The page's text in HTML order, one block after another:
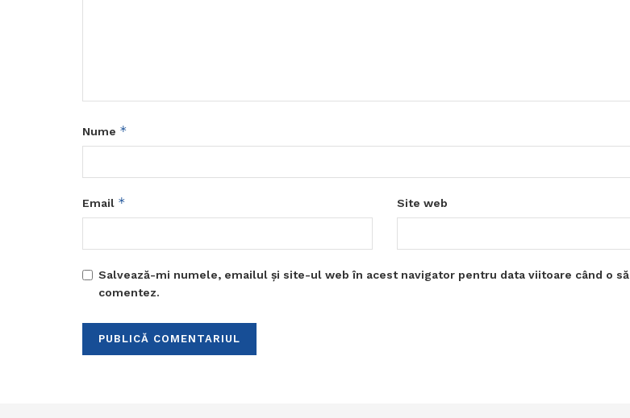
Nume *
Email * Site web
Salvează-mi numele, emailul și site-ul web în acest navigator pentru data viitoare când o să
comentez.